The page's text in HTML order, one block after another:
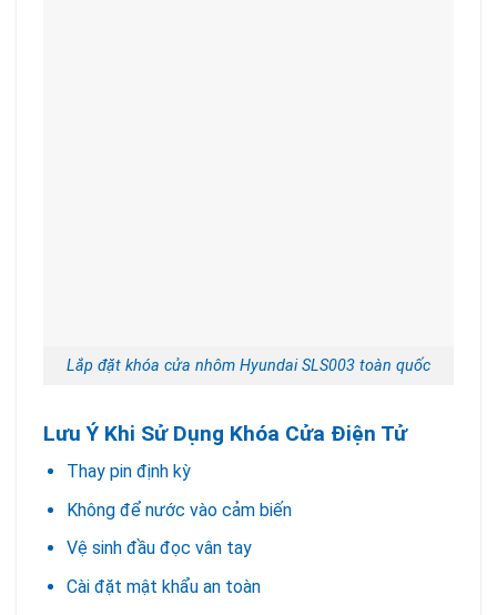
Lắp đặt khóa cửa nhôm Hyundai SLS003 toàn quốc
Lưu Ý Khi Sử Dụng Khóa Cửa Điện Tử
Thay pin định kỳ
Không để nước vào cảm biến
Vệ sinh đầu đọc vân tay
Cài đặt mật khẩu an toàn